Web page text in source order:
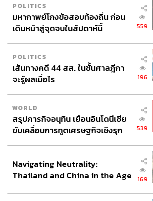
POLITICS
มหากาพย์โกงข้อสอบท้องถิ่น ก่อน
เดินหน้าสู่จุดจบในสัปดาห์นี้
559
POLITICS
เส้นทางคดี 44 สส. ในชั้นศาลฎีกา
จะรู้ผลเมื่อไร
196
WORLD
สรุปภารกิจอนุทิน เยือนอินโดนีเซีย
ขับเคลื่อนการทูตเศรษฐกิจเชิงรุก
539
Navigating Neutrality:
Thailand and China in the Age
169